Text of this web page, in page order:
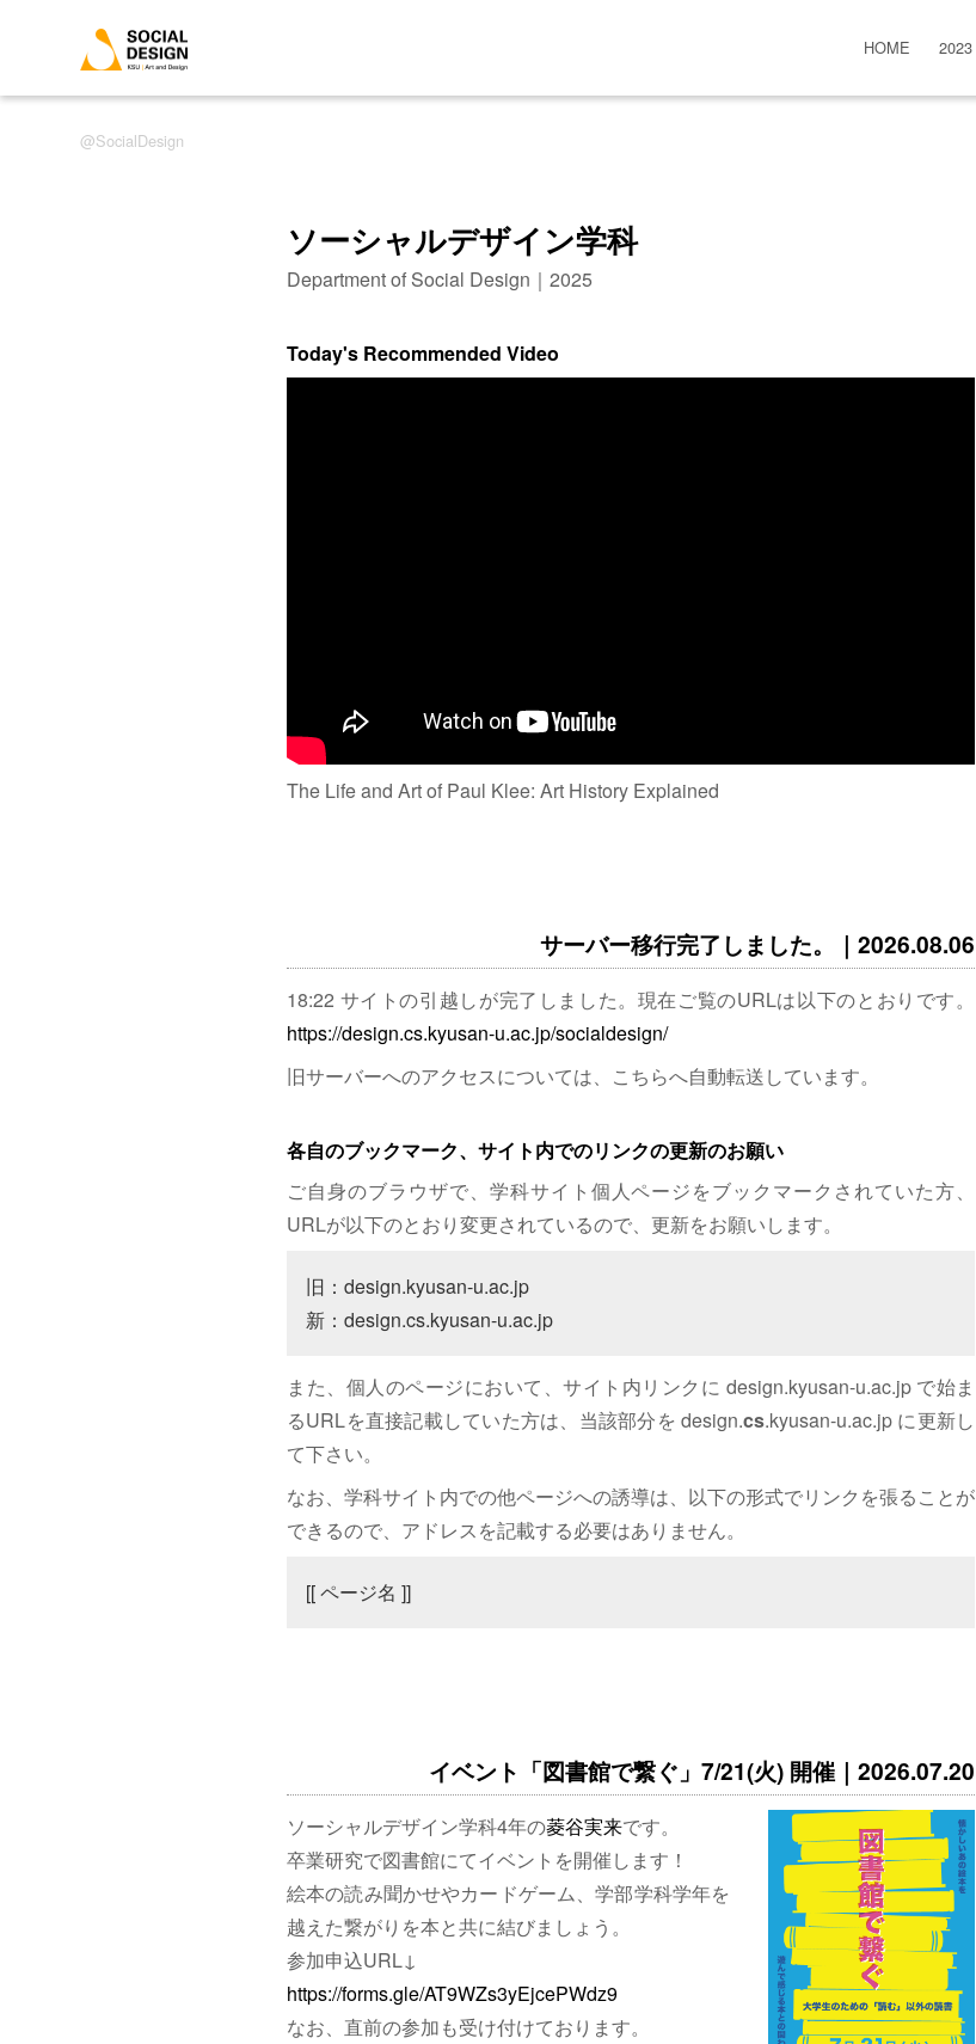
SocialDesign
HOME 2023
ソーシャルデザイン学科
Department of Social Design｜2025
Today's Recommended Video
The Life and Art of Paul Klee: Art History Explained
サーバー移行完了しました。｜2026.08.06
18:22 サイトの引越しが完了しました。現在ご覧のURLは以下のとおりです。
https://design.cs.kyusan-u.ac.jp/socialdesign/
旧サーバーへのアクセスについては、こちらへ自動転送しています。
各自のブックマーク、サイト内でのリンクの更新のお願い
ご自身のブラウザで、学科サイト個人ページをブックマークされていた方、
URLが以下のとおり変更されているので、更新をお願いします。
旧：design.kyusan-u.ac.jp
新：design.cs.kyusan-u.ac.jp
また、個人のページにおいて、サイト内リンクに design.kyusan-u.ac.jp で始ま
るURLを直接記載していた方は、当該部分を design.cs.kyusan-u.ac.jp に更新し
て下さい。
なお、学科サイト内での他ページへの誘導は、以下の形式でリンクを張ることが
できるので、アドレスを記載する必要はありません。
[[ ページ名 ]]
イベント「図書館で繋ぐ」7/21(火) 開催｜2026.07.20
ソーシャルデザイン学科4年の菱谷実来です。
卒業研究で図書館にてイベントを開催します！
絵本の読み聞かせやカードゲーム、学部学科学年を
越えた繋がりを本と共に結びましょう。
参加申込URL↓
https://forms.gle/AT9WZs3yEjcePWdz9
なお、直前の参加も受け付けております。